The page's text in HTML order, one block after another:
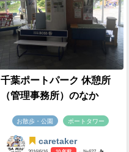
千葉ポートパーク 休憩所
（管理事務所）のなか
お散歩・公園 ポートタワー
caretaker